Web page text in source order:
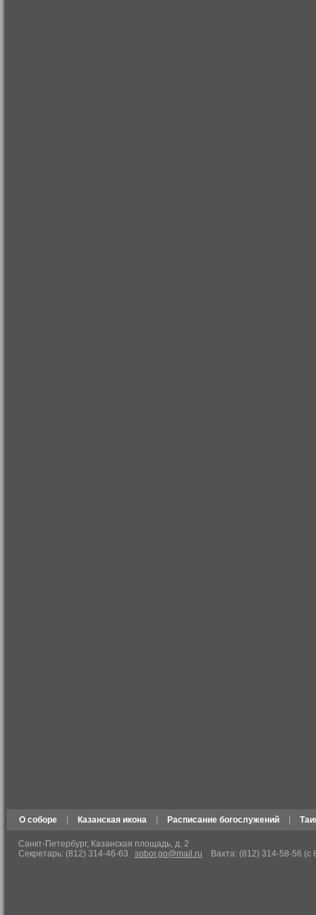
О соборе Казанская икона Расписание богослужений
Санкт-Петербург, Казанская площадь, д. 2
Секретарь: (812) 314-46-63 sobor.go@mail.ru Вахта: (812) 314-58-56 (с